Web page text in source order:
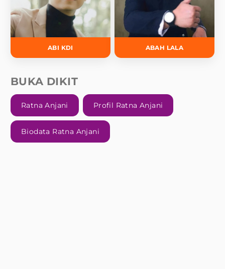
ABI KDI ABAH LALA
BUKA DIKIT
Ratna Anjani Profil Ratna Anjani
Biodata Ratna Anjani